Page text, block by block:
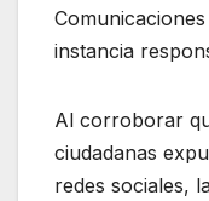
instancia
Al corroborar
ciudadanas
redes sociales,